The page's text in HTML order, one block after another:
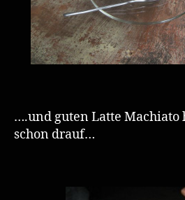
….und guten Latte Machiato
schon drauf…